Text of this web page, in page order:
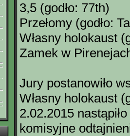
3,5 (godło: 77th)
Przełomy (godło:
Własny holokaust
Zamek w
Jury postanowiło
Własny holokaust
2.02.2015
komisyjne